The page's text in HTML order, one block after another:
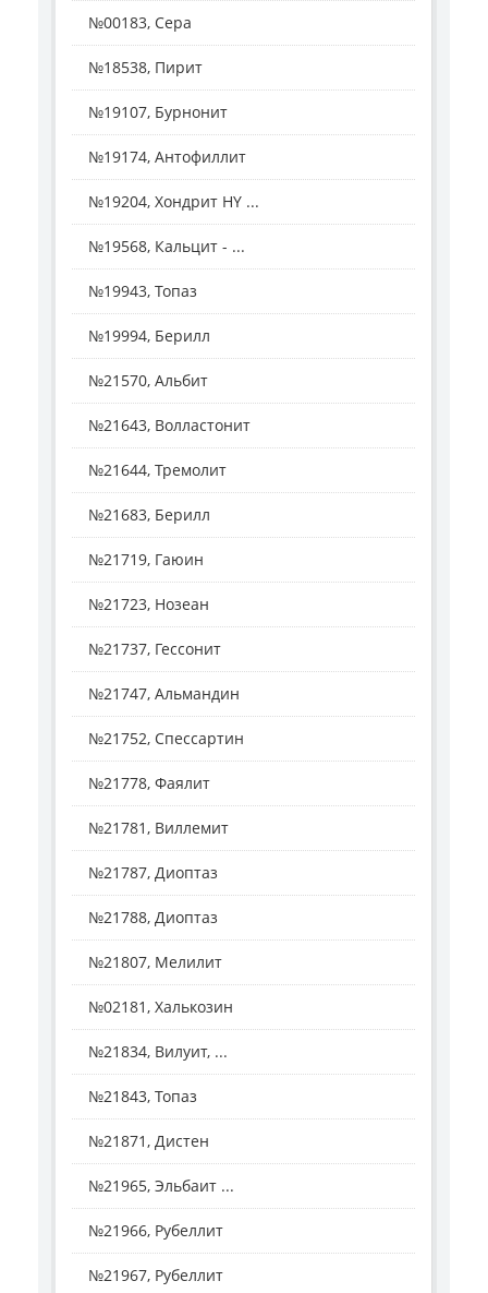
№00183, Сера
№18538, Пирит
№19107, Бурнонит
№19174, Антофиллит
№19204, Хондрит HY ...
№19568, Кальцит - ...
№19943, Топаз
№19994, Берилл
№21570, Альбит
№21643, Волластонит
№21644, Тремолит
№21683, Берилл
№21719, Гаюин
№21723, Нозеан
№21737, Гессонит
№21747, Альмандин
№21752, Спессартин
№21778, Фаялит
№21781, Виллемит
№21787, Диоптаз
№21788, Диоптаз
№21807, Мелилит
№02181, Халькозин
№21834, Вилуит, ...
№21843, Топаз
№21871, Дистен
№21965, Эльбаит ...
№21966, Рубеллит
№21967, Рубеллит